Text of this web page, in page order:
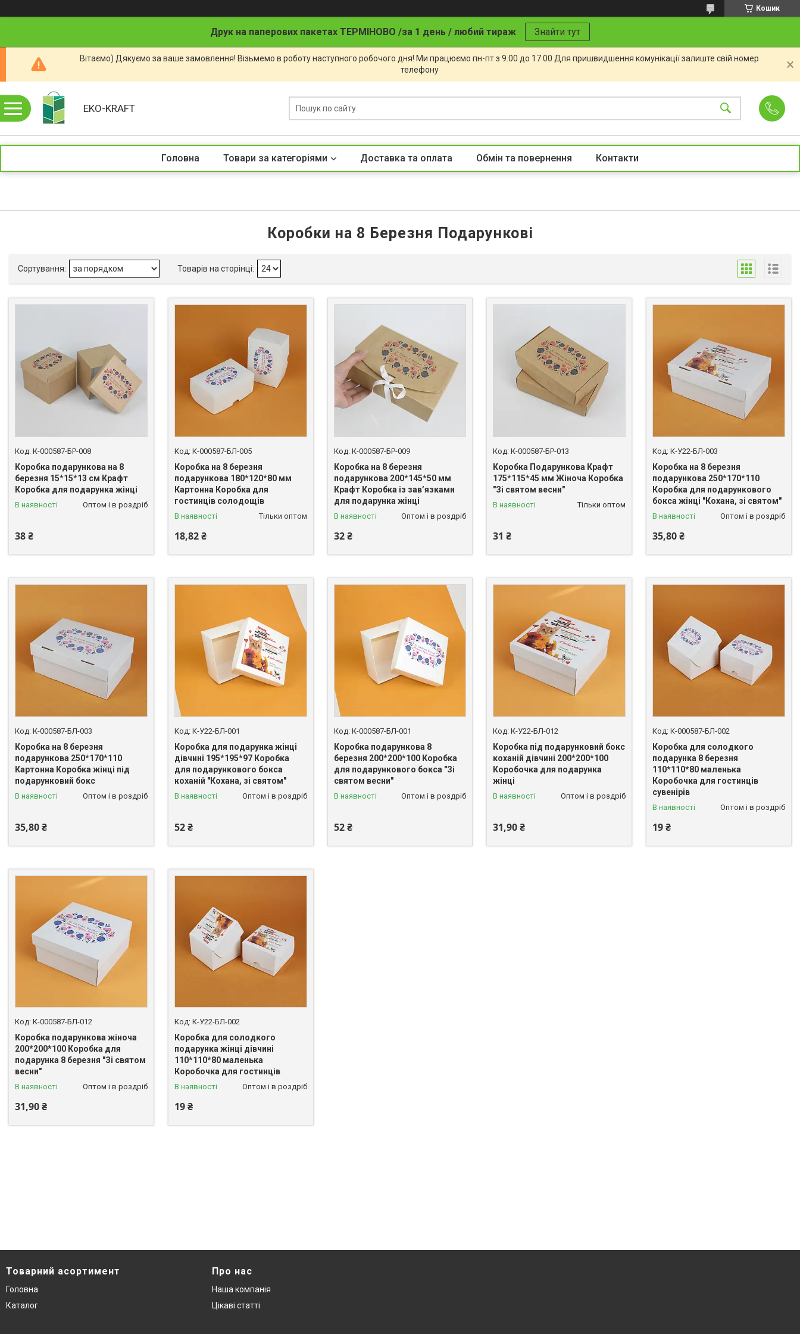
Кошик
Друк на паперових пакетах ТЕРМІНОВО /за 1 день / любий тираж Знайти тут
Вітаємо) Дякуємо за ваше замовлення! Візьмемо в роботу наступного робочого дня! Ми працюємо пн-пт з 9.00 до 17.00 Для пришвидшення комунікації залиште свій номер
телефону
EKO-KRAFT
Головна Товари за категоріями Доставка та оплата Обмін та повернення Контакти
Коробки на 8 Березня Подарункові
К-000587-БР-008
Коробка подарункова на 8
березня 15*15*13 см Крафт
Коробка для подарунка жінці
В наявності Оптом і в роздріб
38 ₴
К-000587-БЛ-005
Коробка на 8 березня
подарункова 180*120*80 мм
Картонна Коробка для
гостинців солодощів
В наявності Тільки оптом
18,82 ₴
К-000587-БР-009
Коробка на 8 березня
подарункова 200*145*50 мм
Крафт Коробка із зав’язками
для подарунка жінці
В наявності Оптом і в роздріб
32 ₴
К-000587-БР-013
Коробка Подарункова Крафт
175*115*45 мм Жіноча Коробка
"Зі святом весни"
В наявності Тільки оптом
31 ₴
К-У22-БЛ-003
Коробка на 8 березня
подарункова 250*170*110
Коробка для подарункового
бокса жінці "Кохана, зі святом"
В наявності Оптом і в роздріб
35,80 ₴
К-000587-БЛ-003
Коробка на 8 березня
подарункова 250*170*110
Картонна Коробка жінці під
подарунковий бокс
В наявності Оптом і в роздріб
35,80 ₴
К-У22-БЛ-001
Коробка для подарунка жінці
дівчині 195*195*97 Коробка
для подарункового бокса
коханій "Кохана, зі святом"
В наявності Оптом і в роздріб
52 ₴
К-000587-БЛ-001
Коробка подарункова 8
березня 200*200*100 Коробка
для подарункового бокса "Зі
святом весни"
В наявності Оптом і в роздріб
52 ₴
К-У22-БЛ-012
Коробка під подарунковий бокс
коханій дівчині 200*200*100
Коробочка для подарунка
жінці
В наявності Оптом і в роздріб
31,90 ₴
К-000587-БЛ-002
Коробка для солодкого
подарунка 8 березня
110*110*80 маленька
Коробочка для гостинців
сувенірів
В наявності Оптом і в роздріб
19 ₴
К-000587-БЛ-012
Коробка подарункова жіноча
200*200*100 Коробка для
подарунка 8 березня "Зі святом
весни"
В наявності Оптом і в роздріб
31,90 ₴
К-У22-БЛ-002
Коробка для солодкого
подарунка жінці дівчині
110*110*80 маленька
Коробочка для гостинців
В наявності Оптом і в роздріб
19 ₴
Товарний асортимент
Головна
Каталог
Про нас
Наша компанія
Цікаві статті